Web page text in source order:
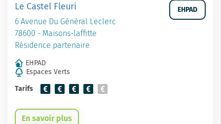
Le Castel Fleuri
6 Avenue Du Général Leclerc
78600 - Maisons-laffitte
Résidence partenaire
EHPAD
EHPAD
Espaces Verts
Tarifs
En savoir plus